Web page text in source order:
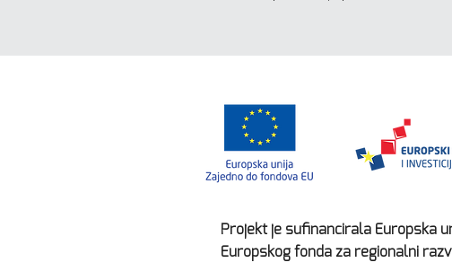
Projekt je sufinancirala Europska
Europskog fonda za regionalni